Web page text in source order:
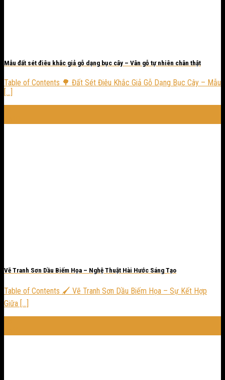
Mẫu đất sét điêu khắc giả gỗ dạng bục cây – Vân gỗ tự nhiên chân thật
Table of Contents 🌳 Đất Sét Điêu Khắc Giả Gỗ Dạng Bục Cây – Mẫu
[...]
Vẽ Tranh Sơn Dầu Biếm Họa – Nghệ Thuật Hài Hước Sáng Tạo
Table of Contents 🖌️ Vẽ Tranh Sơn Dầu Biếm Họa – Sự Kết Hợp
Giữa [...]